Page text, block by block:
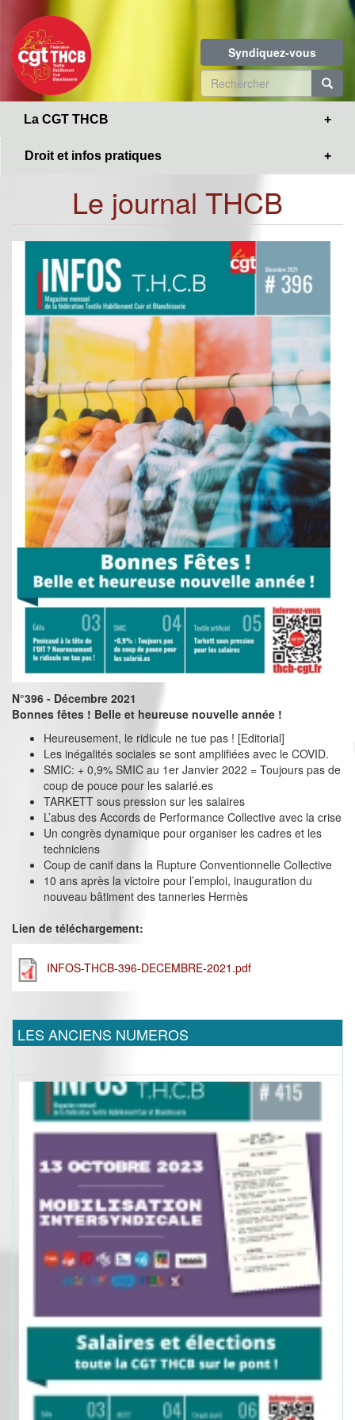
contenu
principal
Syndiquez-vous
Formulaire
de
La CGT THCB
Droit et infos pratiques
Le journal THCB
N°396 - Décembre 2021
Bonnes fêtes ! Belle et heureuse nouvelle année !
Heureusement, le ridicule ne tue pas ! [Editorial]
Les inégalités sociales se sont amplifiées avec le COVID.
SMIC: + 0,9% SMIC au 1er Janvier 2022 = Toujours pas de
coup de pouce pour les salarié.es
TARKETT sous pression sur les salaires
L’abus des Accords de Performance Collective avec la crise
Un congrès dynamique pour organiser les cadres et les
techniciens
Coup de canif dans la Rupture Conventionnelle Collective
10 ans après la victoire pour l’emploi, inauguration du
nouveau bâtiment des tanneries Hermès
Lien de téléchargement:
INFOS-THCB-396-DECEMBRE-2021.pdf
LES ANCIENS NUMEROS